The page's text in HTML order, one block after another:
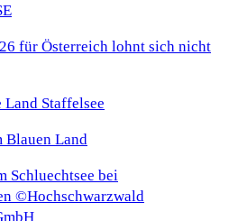
für Österreich lohnt sich nicht
Blauen Land